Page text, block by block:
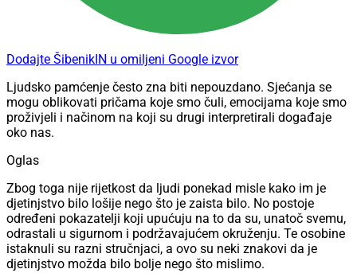
Dodajte ŠibenikIN u omiljeni Google izvor
Ljudsko pamćenje često zna biti nepouzdano. Sjećanja se
mogu oblikovati pričama koje smo čuli, emocijama koje smo
proživjeli i načinom na koji su drugi interpretirali događaje
oko nas.
Oglas
Zbog toga nije rijetkost da ljudi ponekad misle kako im je
djetinjstvo bilo lošije nego što je zaista bilo. No postoje
određeni pokazatelji koji upućuju na to da su, unatoč svemu,
odrastali u sigurnom i podržavajućem okruženju. Te osobine
istaknuli su razni stručnjaci, a ovo su neki znakovi da je
djetinjstvo možda bilo bolje nego što mislimo.